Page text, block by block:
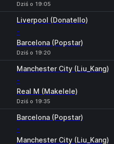
Dziś o 19:05
Liverpool (Donatello)
-
Barcelona (Popstar)
Dziś o 19:20
Manchester City (Liu_Kang)
-
Real M (Makelele)
Dziś o 19:35
Barcelona (Popstar)
-
Manchester City (Liu_Kang)